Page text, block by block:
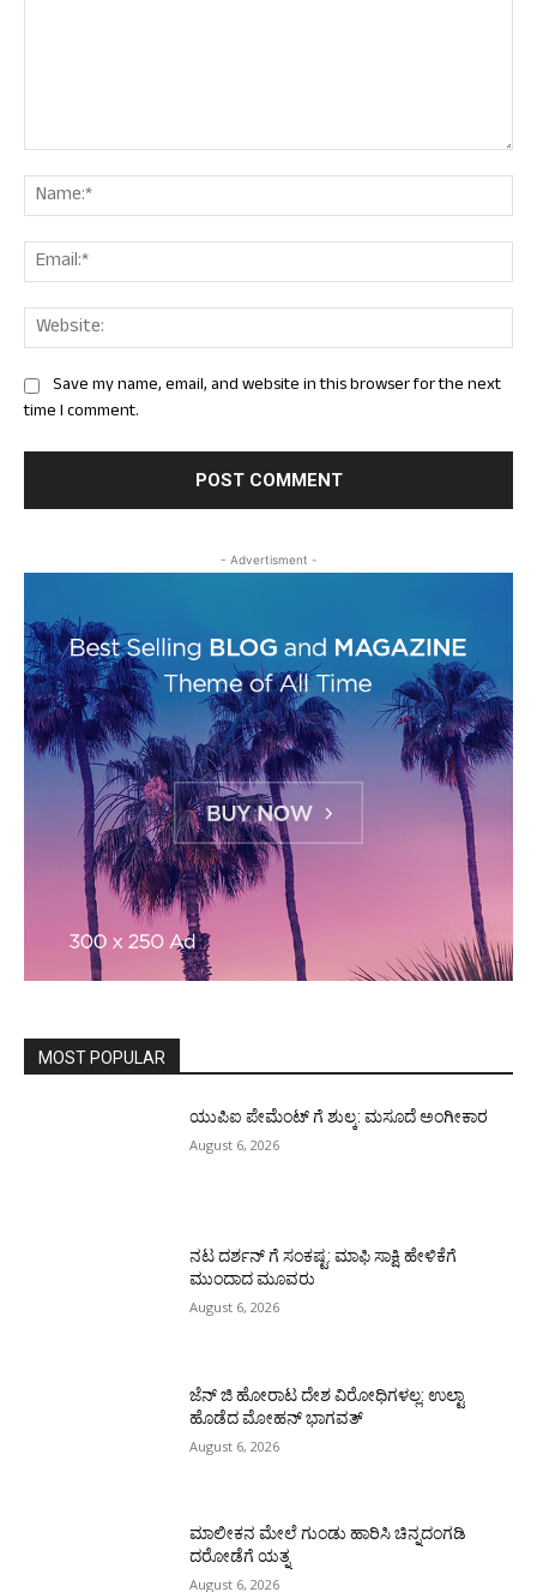
Save my name, email, and website in this browser for the next
time I comment.
- Advertisment -
MOST POPULAR
ಯುಪಿಐ ಪೇಮೆಂಟ್ ಗೆ ಶುಲ್ಕ: ಮಸೂದೆ ಅಂಗೀಕಾರ
August 6, 2026
ನಟ ದರ್ಶನ್ ಗೆ ಸಂಕಷ್ಟ: ಮಾಫಿ ಸಾಕ್ಷಿ ಹೇಳಿಕೆಗೆ
ಮುಂದಾದ ಮೂವರು
August 6, 2026
ಜೆನ್ ಜಿ ಹೋರಾಟ ದೇಶ ವಿರೋಧಿಗಳಲ್ಲ: ಉಲ್ಟಾ
ಹೊಡೆದ ಮೋಹನ್ ಭಾಗವತ್
August 6, 2026
ಮಾಲೀಕನ ಮೇಲೆ ಗುಂಡು ಹಾರಿಸಿ ಚಿನ್ನದಂಗಡಿ
ದರೋಡೆಗೆ ಯತ್ನ
August 6, 2026